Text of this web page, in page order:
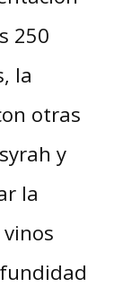
250
la
otras
y
la